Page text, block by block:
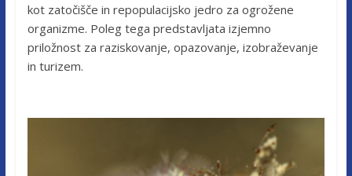
kot zatočišče in repopulacijsko jedro za ogrožene
organizme. Poleg tega predstavljata izjemno
priložnost za raziskovanje, opazovanje, izobraževanje
in turizem.